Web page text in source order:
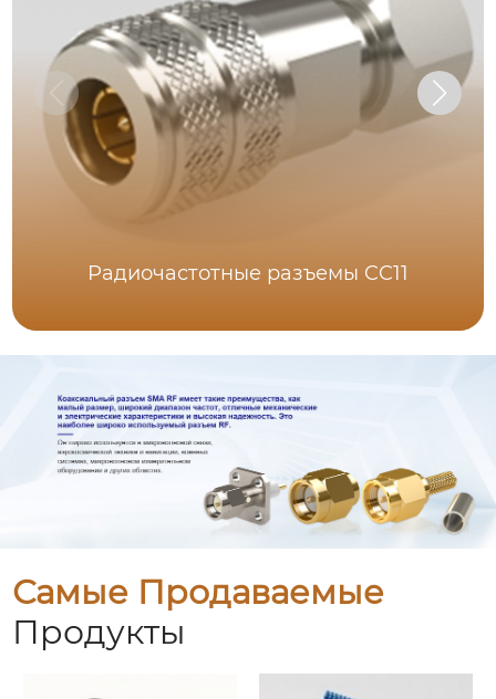
Радиочастотные разъемы CC11
Самые Продаваемые
Продукты